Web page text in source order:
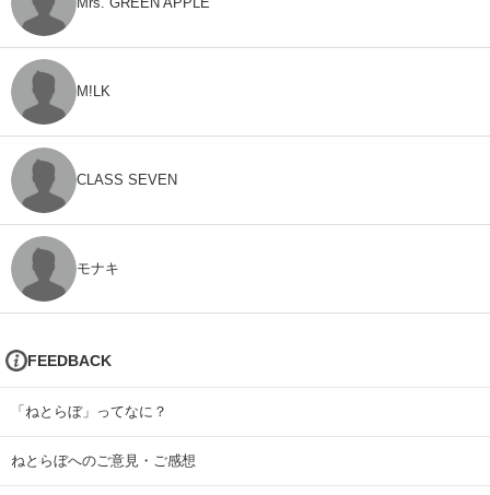
M!LK
CLASS SEVEN
モナキ
FEEDBACK
「ねとらぼ」ってなに？
ねとらぼへのご意見・ご感想